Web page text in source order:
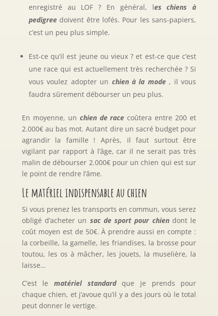
enregistré au LOF ? En général, les chiens à
pedigreedoivent être lofés. Pour les sans-papiers,
c’est un peu plus simple.
Est-ce qu’il est jeune ou vieux ? et est-ce que c’est
une race qui est actuellement très recherchée ? Si
vous voulez adopter un chien à la mode , il vous
faudra sûrement débourser un peu plus.
En moyenne, un chien de race coûtera entre 200 et
2.000€ au bas mot. Autant dire un sacré budget pour
agrandir la famille ! Après, il faut surtout être
vigilant par rapport à l’âge, car il ne serait pas très
malin de débourser 2.000€ pour un chien qui est sur
le point de rendre l’âme.
Le matériel indispensable au chien
Si vous prenez les transports en commun, vous serez
obligé d’acheter un sac de sport pour chiendont le
coût moyen est de 50€. À prendre aussi en compte :
la corbeille, la gamelle, les friandises, la brosse pour
toutou, les os à mâcher, les jouets, la muselière, la
laisse…
C’est lematériel standardque je prends pour
chaque chien, et j’avoue qu’il y a des jours où le total
peut donner le vertige.